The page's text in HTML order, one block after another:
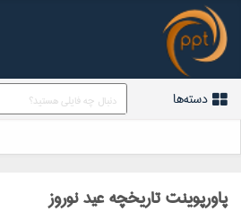
دسته‌ها
پاورپوینت تاریخچه عید نوروز